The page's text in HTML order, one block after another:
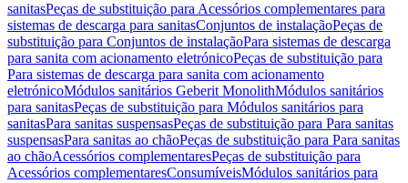
sanitasPeças de substituição para Acessórios complementares para
sistemas de descarga para sanitasConjuntos de instalaçãoPeças de
substituição para Conjuntos de instalaçãoPara sistemas de descarga
para sanita com acionamento eletrónicoPeças de substituição para
Para sistemas de descarga para sanita com acionamento
eletrónicoMódulos sanitários Geberit MonolithMódulos sanitários
para sanitasPeças de substituição para Módulos sanitários para
sanitasPara sanitas suspensasPeças de substituição para Para sanitas
suspensasPara sanitas ao chãoPeças de substituição para Para sanitas
ao chãoAcessórios complementaresPeças de substituição para
Acessórios complementaresConsumíveisMódulos sanitários para